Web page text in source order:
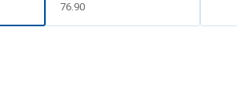
CHF
76.90